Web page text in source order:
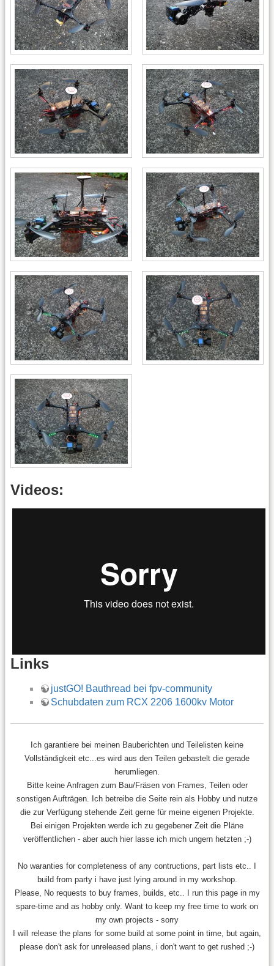
Videos:
Links
justGO! Bauthread bei fpv-community
Schubdaten zum RCX 2206 1600kv Motor
Ich garantiere bei meinen Bauberichten und Teilelisten keine
Vollständigkeit etc...es wird aus den Teilen gebastelt die gerade
herumliegen.
Bitte keine Anfragen zum Bau/Fräsen von Frames, Teilen oder
sonstigen Aufträgen. Ich betreibe die Seite rein als Hobby und nutze
die zur Verfügung stehende Zeit gerne für meine eigenen Projekte.
Bei einigen Projekten werde ich zu gegebener Zeit die Pläne
veröffentlichen - aber auch hier lasse ich mich ungern hetzten ;-)
No waranties for completeness of any contructions, part lists etc.. I
build from party i have just lying around in my workshop.
Please, No requests to buy frames, builds, etc.. I run this page in my
spare-time and as hobby only. Want to keep my free time to work on
my own projects - sorry
I will release the plans for some build at some point in time, but again,
please don't ask for unreleased plans, i don't want to get rushed ;-)